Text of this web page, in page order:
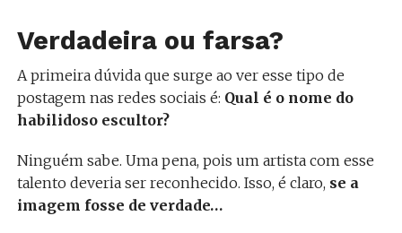
Verdadeira ou farsa?
A primeira dúvida que surge ao ver esse tipo de
postagem nas redes sociais é: Qual é o nome do
habilidoso escultor?
Ninguém sabe. Uma pena, pois um artista com esse
talento deveria ser reconhecido. Isso, é claro, se a
imagem fosse de verdade…